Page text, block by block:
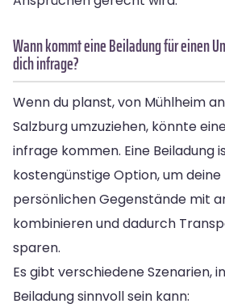
Wann kommt eine Beiladung für einen
dich infrage?
Wenn du planst, von Mühlheim
Salzburg umzuziehen, könnte
infrage kommen. Eine Beiladung
kostengünstige Option, um
persönlichen Gegenstände mit
kombinieren und dadurch
sparen.
Es gibt verschiedene Szenarien,
Beiladung sinnvoll sein kann: